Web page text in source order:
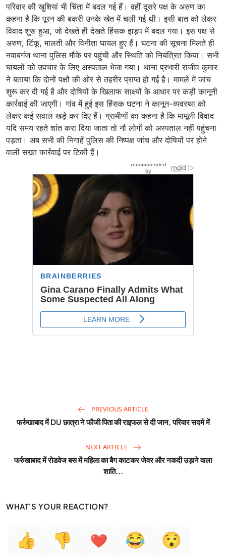
परिवार की खुशियां भी चिंता में बदल गई हैं। वहीं दूसरे पक्ष के अरुण का
कहना है कि पूरन की बकरी उनके खेत में चली गई थी। इसी बात को लेकर
विवाद शुरू हुआ, जो देखते ही देखते हिंसक झड़प में बदल गया। इस पक्ष से
अरुण, टिंकू, मालती और विनीता घायल हुए हैं। घटना की सूचना मिलते ही
नवाबगंज थाना पुलिस मौके पर पहुंची और स्थिति को नियंत्रित किया। सभी
घायलों को उपचार के लिए अस्पताल भेजा गया। थाना प्रभारी राजीव कुमार
ने बताया कि दोनों पक्षों की ओर से तहरीर प्राप्त हो गई है। मामले में जांच
शुरू कर दी गई है और दोषियों के खिलाफ साक्ष्यों के आधार पर कड़ी कानूनी
कार्रवाई की जाएगी। गांव में हुई इस हिंसक घटना ने कानून-व्यवस्था को
लेकर कई सवाल खड़े कर दिए हैं। ग्रामीणों का कहना है कि मामूली विवाद
यदि समय रहते शांत करा दिया जाता तो नौ लोगों को अस्पताल नहीं पहुंचना
पड़ता। अब सभी की निगाहें पुलिस की निष्पक्ष जांच और दोषियों पर होने
वाली सख्त कार्रवाई पर टिकी हैं।
PREVIOUS ARTICLE
फर्रुखाबाद में DU छात्रा ने फौजी पिता की राइफल से दी जान, परिवार सदमे में
NEXT ARTICLE
फर्रुखाबाद में रोडवेज बस में महिला का बैग काटकर जेवर और नकदी उड़ाने वाला
शाति...
WHAT'S YOUR REACTION?